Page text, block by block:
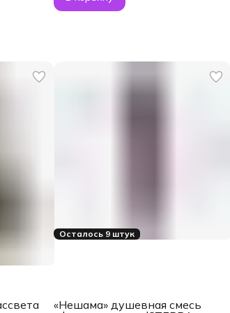
Осталось 9 штук
«Нешама» душевная смесь